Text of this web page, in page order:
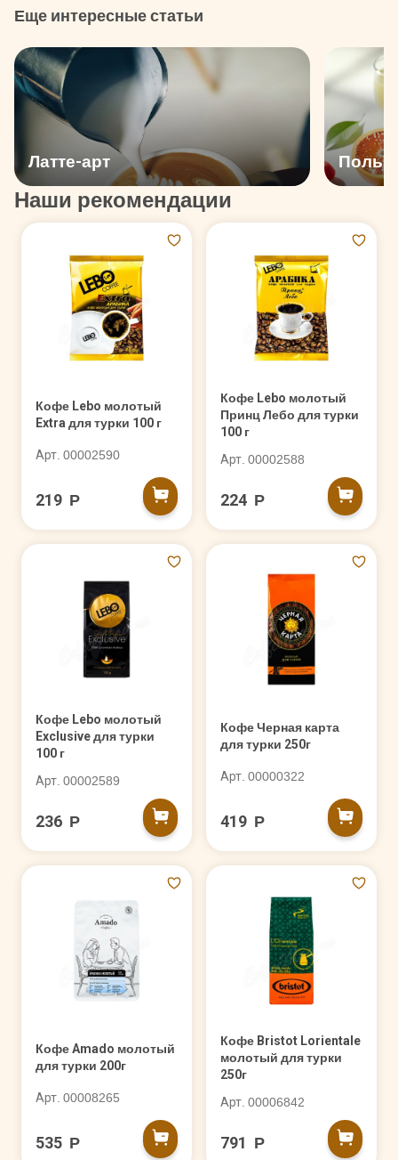
Еще интересные статьи
Латте-арт
Наши рекомендации
Кофе Lebo молотый
Extra для турки 100 г
Арт. 00002590
219 Р
Кофе Lebo молотый
Принц Лебо для турки
100 г
Арт. 00002588
224 Р
Кофе Lebo молотый
Exclusive для турки
100 г
Арт. 00002589
236 Р
Кофе Черная карта
для турки 250г
Арт. 00000322
419 Р
Кофе Amado молотый
для турки 200г
Арт. 00008265
535 Р
Кофе Bristot Lorientale
молотый для турки
250г
Арт. 00006842
791 Р